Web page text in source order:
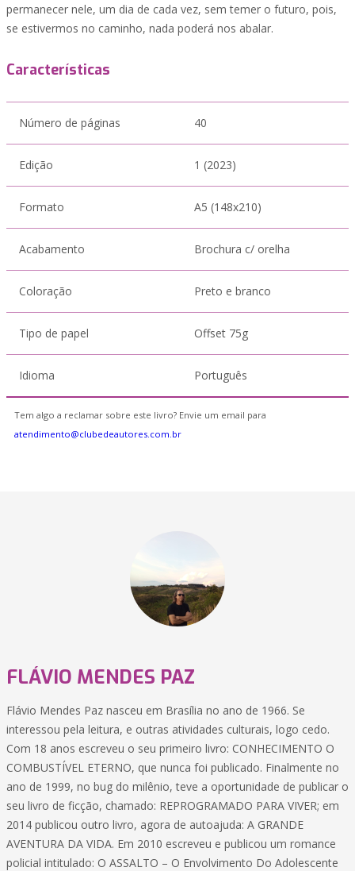
permanecer nele, um dia de cada vez, sem temer o futuro, pois,
se estivermos no caminho, nada poderá nos abalar.
Características
Número de páginas 40
Edição 1 (2023)
Formato A5 (148x210)
Acabamento Brochura c/ orelha
Coloração Preto e branco
Tipo de papel Offset 75g
Idioma Português
Tem algo a reclamar sobre este livro? Envie um email para
atendimento@clubedeautores.com.br
FLÁVIO MENDES PAZ
Flávio Mendes Paz nasceu em Brasília no ano de 1966. Se
interessou pela leitura, e outras atividades culturais, logo cedo.
Com 18 anos escreveu o seu primeiro livro: CONHECIMENTO O
COMBUSTÍVEL ETERNO, que nunca foi publicado. Finalmente no
ano de 1999, no bug do milênio, teve a oportunidade de publicar o
seu livro de ficção, chamado: REPROGRAMADO PARA VIVER; em
2014 publicou outro livro, agora de autoajuda: A GRANDE
AVENTURA DA VIDA. Em 2010 escreveu e publicou um romance
policial intitulado: O ASSALTO – O Envolvimento Do Adolescente